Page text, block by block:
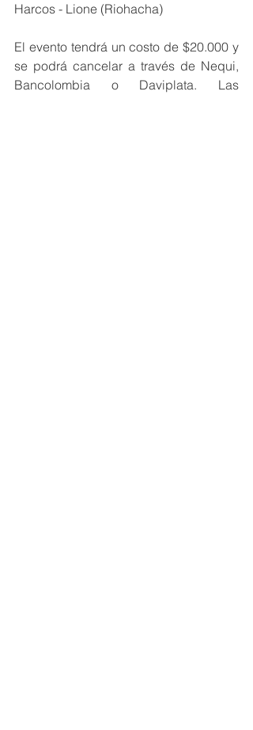
Harcos - Lione (Riohacha)
El evento tendrá un costo de $20.000 y
se podrá cancelar a través de Nequi,
Bancolombia o Daviplata. Las